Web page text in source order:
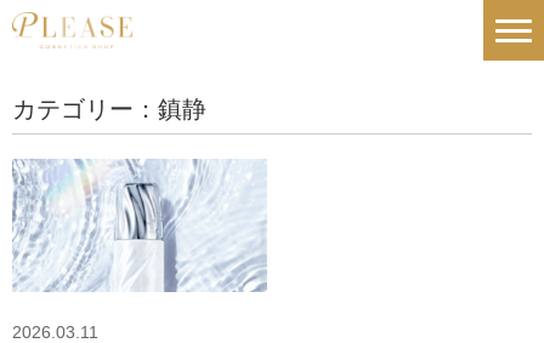
カテゴリー：鎮静
2026.03.11